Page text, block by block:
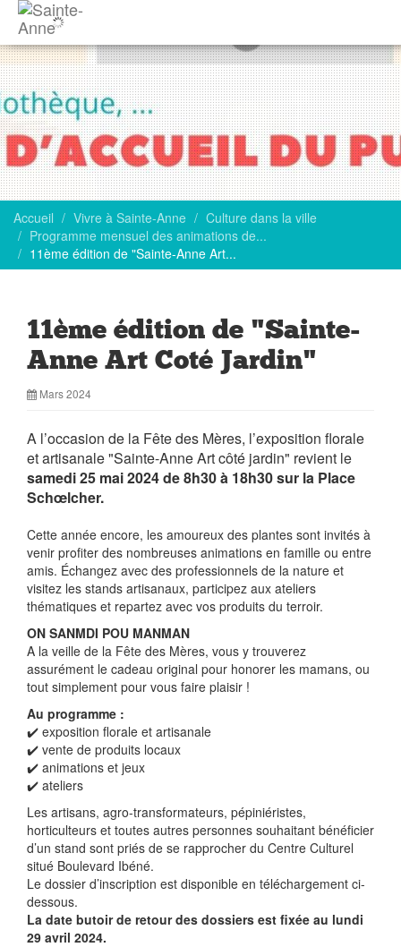
Accueil Vivre à Sainte-Anne
Culture dans la ville
Programme mensuel des animations de...
11ème édition de "Sainte-Anne Art...
11ème édition de "Sainte-
Anne Art Coté Jardin"
Mars 2024
A l’occasion de la Fête des Mères, l’exposition florale
et artisanale "Sainte-Anne Art côté jardin" revient le
samedi 25 mai 2024 de 8h30 à 18h30 sur la Place
Schœlcher.
Cette année encore, les amoureux des plantes sont invités à
venir profiter des nombreuses animations en famille ou entre
amis. Échangez avec des professionnels de la nature et
visitez les stands artisanaux, participez aux ateliers
thématiques et repartez avec vos produits du terroir.
ON SANMDI POU MANMAN
A la veille de la Fête des Mères, vous y trouverez
assurément le cadeau original pour honorer les mamans, ou
tout simplement pour vous faire plaisir !
Au programme :
✔️ exposition florale et artisanale
✔️ vente de produits locaux
✔️ animations et jeux
✔️ ateliers
Les artisans, agro-transformateurs, pépiniéristes,
horticulteurs et toutes autres personnes souhaitant bénéficier
d’un stand sont priés de se rapprocher du Centre Culturel
situé Boulevard Ibéné.
Le dossier d’inscription est disponible en téléchargement ci-
dessous.
La date butoir de retour des dossiers est fixée au lundi
29 avril 2024.